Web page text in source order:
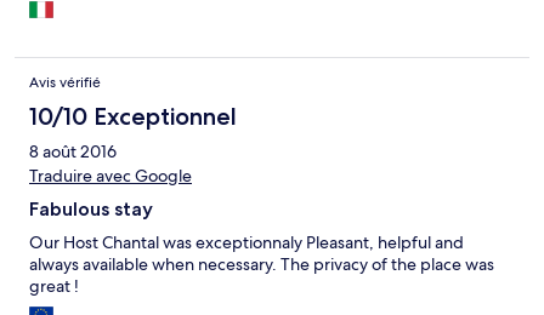
Avis vérifié
10/10 Exceptionnel
8 août 2016
Traduire avec Google
Fabulous stay
Our Host Chantal was exceptionnaly Pleasant, helpful and
always available when necessary. The privacy of the place was
great !